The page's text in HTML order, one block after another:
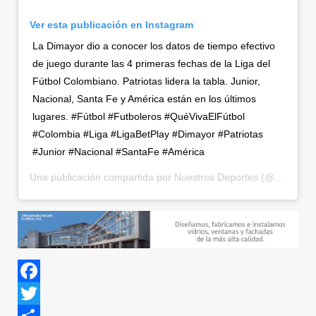
Ver esta publicación en Instagram
La Dimayor dio a conocer los datos de tiempo efectivo
de juego durante las 4 primeras fechas de la Liga del
Fútbol Colombiano. Patriotas lidera la tabla. Junior,
Nacional, Santa Fe y América están en los últimos
lugares. #Fútbol #Futboleros #QuéVivaElFútbol
#Colombia #Liga #LigaBetPlay #Dimayor #Patriotas
#Junior #Nacional #SantaFe #América
Una publicación compartida por Nuestros Deportes (@nuestrosdeportes) el
Facebook